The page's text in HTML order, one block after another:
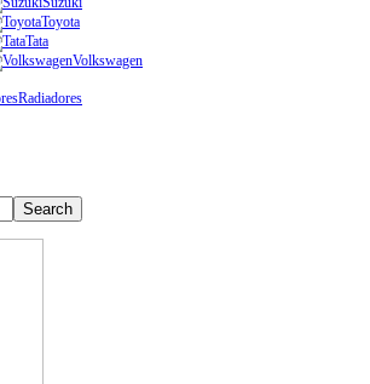
Toyota
Tata
Volkswagen
Radiadores